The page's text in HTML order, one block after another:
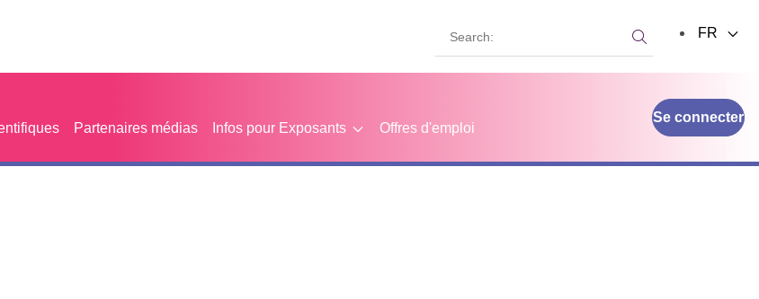
Partenaires médias Infos pour Exposants Offres d'emploi
Se connecter
Search:
FR